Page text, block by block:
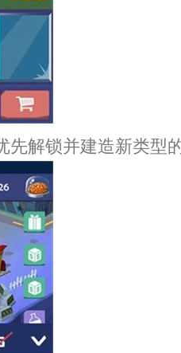
先解锁并建造新类型